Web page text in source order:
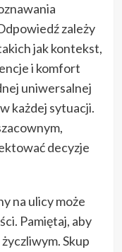
zależy
jak kontekst,
i komfort
uniwersalnej
każdej sytuacji.
decyzje
na ulicy może
Pamiętaj, aby
Skup